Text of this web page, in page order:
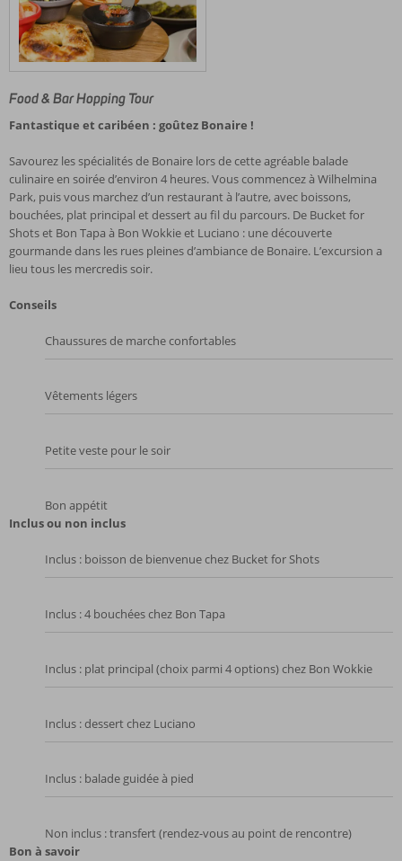
Food & Bar Hopping Tour
Fantastique et caribéen : goûtez Bonaire !
Savourez les spécialités de Bonaire lors de cette agréable balade
culinaire en soirée d’environ 4 heures. Vous commencez à Wilhelmina
Park, puis vous marchez d’un restaurant à l’autre, avec boissons,
bouchées, plat principal et dessert au fil du parcours. De Bucket for
Shots et Bon Tapa à Bon Wokkie et Luciano : une découverte
gourmande dans les rues pleines d’ambiance de Bonaire. L’excursion a
lieu tous les mercredis soir.
Conseils
Chaussures de marche confortables
Vêtements légers
Petite veste pour le soir
Bon appétit
Inclus ou non inclus
Inclus : boisson de bienvenue chez Bucket for Shots
Inclus : 4 bouchées chez Bon Tapa
Inclus : plat principal (choix parmi 4 options) chez Bon Wokkie
Inclus : dessert chez Luciano
Inclus : balade guidée à pied
Non inclus : transfert (rendez-vous au point de rencontre)
Bon à savoir